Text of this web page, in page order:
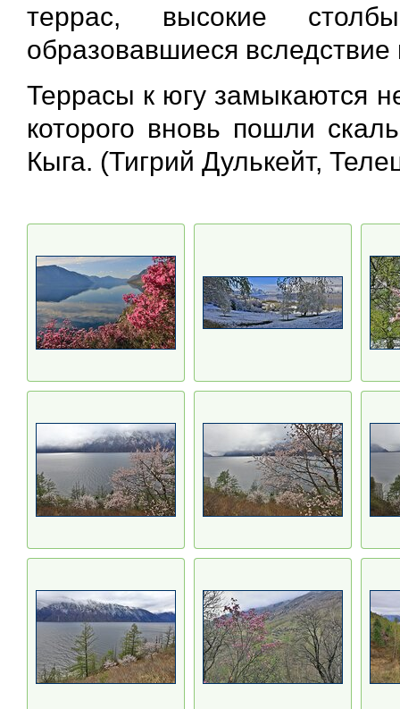
террас, высокие
образовавшиеся
Террасы к югу замыкаются
которого вновь пошли
Кыга. (Тигрий Дулькейт,